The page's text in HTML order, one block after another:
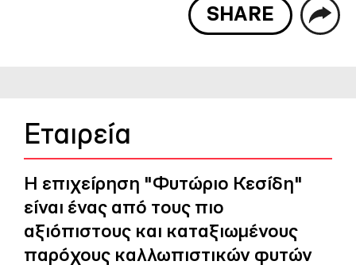
SHARE
Εταιρεία
Η επιχείρηση "Φυτώριο Κεσίδη"
είναι ένας από τους πιο
αξιόπιστους και καταξιωμένους
παρόχους καλλωπιστικών φυτών